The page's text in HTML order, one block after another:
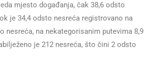
mjesto događanja, čak 38,6 odsto
je 34,4 odsto nesreća registrovano na
na nekategorisanim putevima 8,9
je 212 nesreća, što čini 2 odsto